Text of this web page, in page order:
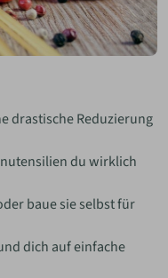
drastische Reduzierung
du wirklich
baue sie selbst für
dich auf einfache